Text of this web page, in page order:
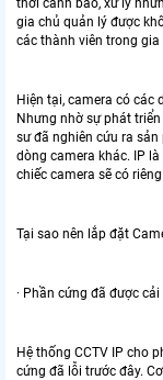
thời cảnh báo, xử lý
gia chủ quản lý được
các thành viên trong gia
Hiện tại, camera có các
Nhưng nhờ sự phát
sư đã nghiên cứu ra
dòng camera khác. IP
chiếc camera sẽ có
Tại sao nên lắp đặt
· Phần cứng đã được cải
Hệ thống CCTV IP cho
cứng đã lỗi trước đây.